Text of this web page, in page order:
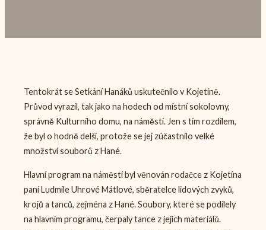
Tentokrát se Setkání Hanáků uskutečnilo v Kojetíně.
Průvod vyrazil, tak jako na hodech od místní sokolovny,
správně Kulturního domu, na náměstí. Jen s tím rozdílem,
že byl o hodně delší, protože se jej zúčastnilo velké
množství souborů z Hané.
Hlavní program na náměstí byl věnován rodačce z Kojetína
paní Ludmile Uhrové Mátlové, sběratelce lidových zvyků,
krojů a tanců, zejména z Hané. Soubory, které se podílely
na hlavním programu, čerpaly tance z jejích materiálů.